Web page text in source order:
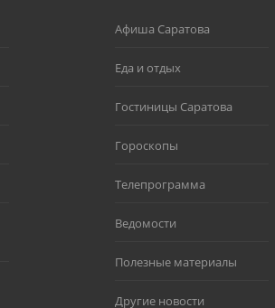
Афиша Саратова
Еда и отдых
Гостиницы Саратова
Гороскопы
Телепрограмма
Ведомости
Полезные материалы
Другие новости